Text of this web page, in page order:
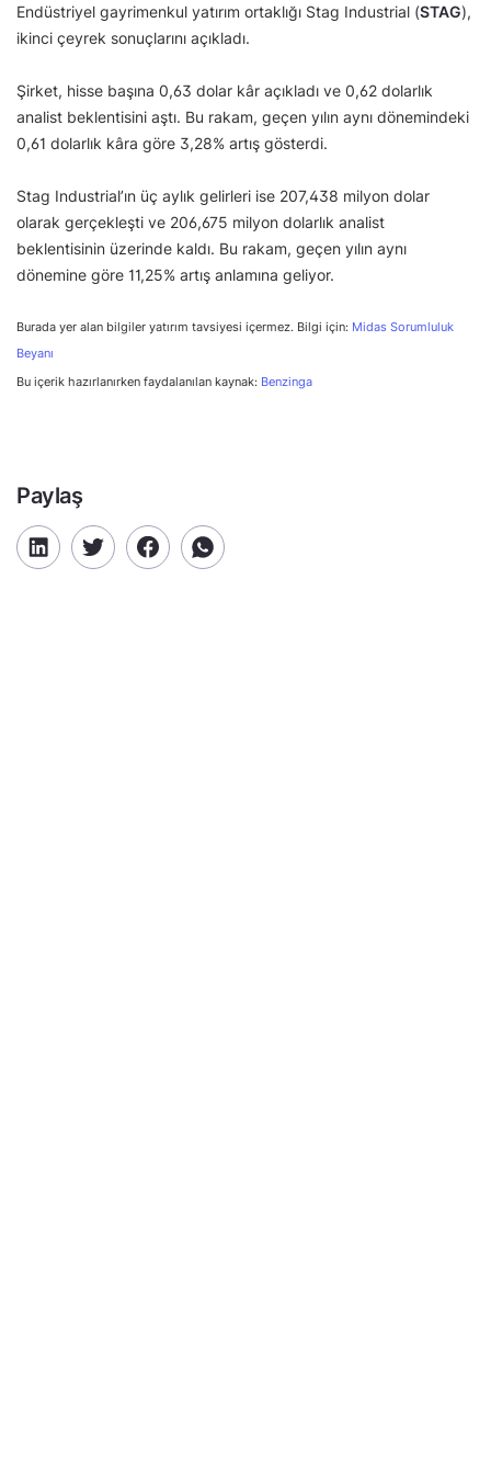
Endüstriyel gayrimenkul yatırım ortaklığı Stag Industrial (STAG),
ikinci çeyrek sonuçlarını açıkladı.
Şirket, hisse başına 0,63 dolar kâr açıkladı ve 0,62 dolarlık
analist beklentisini aştı. Bu rakam, geçen yılın aynı dönemindeki
0,61 dolarlık kâra göre 3,28% artış gösterdi.
Stag Industrial’ın üç aylık gelirleri ise 207,438 milyon dolar
olarak gerçekleşti ve 206,675 milyon dolarlık analist
beklentisinin üzerinde kaldı. Bu rakam, geçen yılın aynı
dönemine göre 11,25% artış anlamına geliyor.
Burada yer alan bilgiler yatırım tavsiyesi içermez. Bilgi için: Midas Sorumluluk
Beyanı
Bu içerik hazırlanırken faydalanılan kaynak: Benzinga
Paylaş